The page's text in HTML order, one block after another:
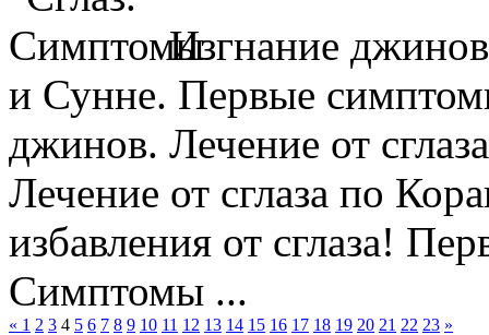
Изгнание
и Сунне. Первые
джинов. Лечение от
Лечение от сглаза по
избавления от сглаза!
Симптомы ...
« 1 2 3 4 5 6 7 8 9 10 11 12 13 14 15 16 17 18 19 20 21 22 23 »